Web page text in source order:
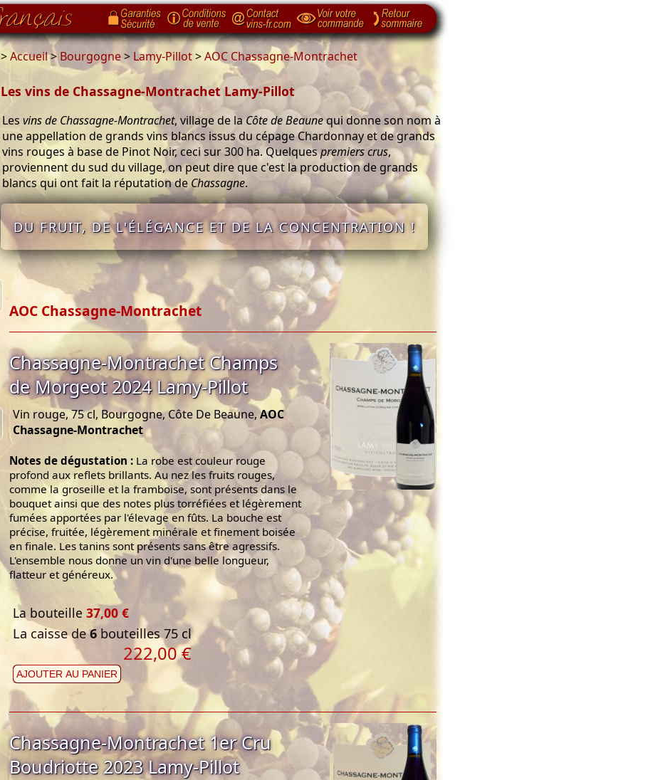
>Accueil>Bourgogne> Lamy-Pillot>AOC Chassagne-Montrachet
Les vins de Chassagne-Montrachet Lamy-Pillot
Les vins de Chassagne-Montrachet, village de laCôte de Beaunequi donne son nom à
une appellation de grands vins blancs issus du cépage Chardonnay et de grands
vins rouges à base de Pinot Noir, ceci sur 300 ha. Quelquespremiers crus,
proviennent du sud du village, on peut dire que c'est la production de grands
blancs qui ont fait la réputation de Chassagne.
DU FRUIT, DE L'ÉLÉGANCE ET DE LA CONCENTRATION !
AOC Chassagne-Montrachet
Chassagne-Montrachet Champs
de Morgeot 2024 Lamy-Pillot
Vin rouge, 75 cl, Bourgogne, Côte De Beaune,AOC
Chassagne-Montrachet
Notes de dégustation : La robe est couleur rouge
profond aux reflets brillants. Au nez les fruits rouges,
comme la groseille et la framboise, sont présents dans le
bouquet ainsi que des notes plus torréfiées et légèrement
fumées apportées par l'élevage en fûts. La bouche est
précise, fruitée, légèrement minérale et finement boisée
en finale. Les tanins sont présents sans être agressifs.
L'ensemble nous donne un vin d'une belle longueur,
flatteur et généreux.
La bouteille 37,00 €
La caisse de6 bouteilles 75 cl
222,00 €
AJOUTER AU PANIER
Chassagne-Montrachet 1er Cru
Boudriotte 2023 Lamy-Pillot